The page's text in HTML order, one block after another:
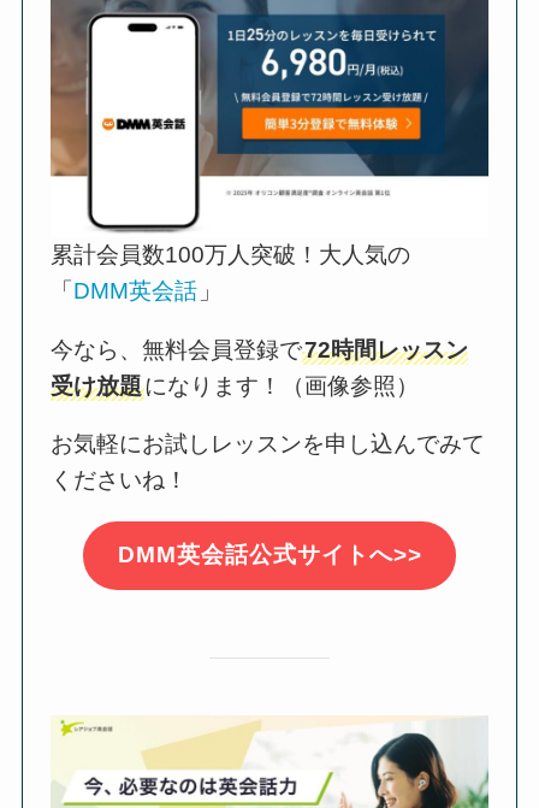
累計会員数100万人突破！大人気の
「 DMM英会話 」
今なら、無料会員登録で72時間レッスン
受け放題になります！（画像参照）
お気軽にお試しレッスンを申し込んでみて
くださいね！
DMM英会話公式サイトへ>>